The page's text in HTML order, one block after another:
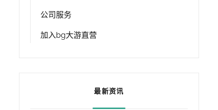
公司服务
加入bg大游直营
最新资讯